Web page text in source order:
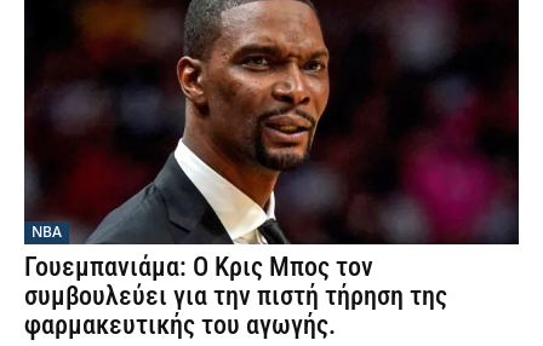
NBA
Γουεμπανιάμα: Ο Κρις Μπος τον
συμβουλεύει για την πιστή τήρηση της
φαρμακευτικής του αγωγής.